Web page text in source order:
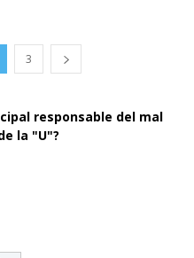
3
responsable del mal
la "U"?